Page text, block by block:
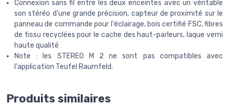
Connexion sans fil entre les deux enceintes avec un véritable
son stéréo d'une grande précision, capteur de proximité sur le
panneau de commande pour l'éclairage, bois certifié FSC, fibres
de tissu recyclées pour le cache des haut-parleurs, laque verni
haute qualité
Note : les STEREO M 2 ne sont pas compatibles avec
l'application Teufel Raumfeld.
Produits similaires